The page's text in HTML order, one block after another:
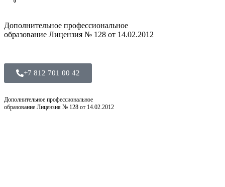
Дополнительное профессиональное
образование Лицензия № 128 от 14.02.2012
+7 812 701 00 42
Дополнительное профессиональное
образование Лицензия № 128 от 14.02.2012
0
0